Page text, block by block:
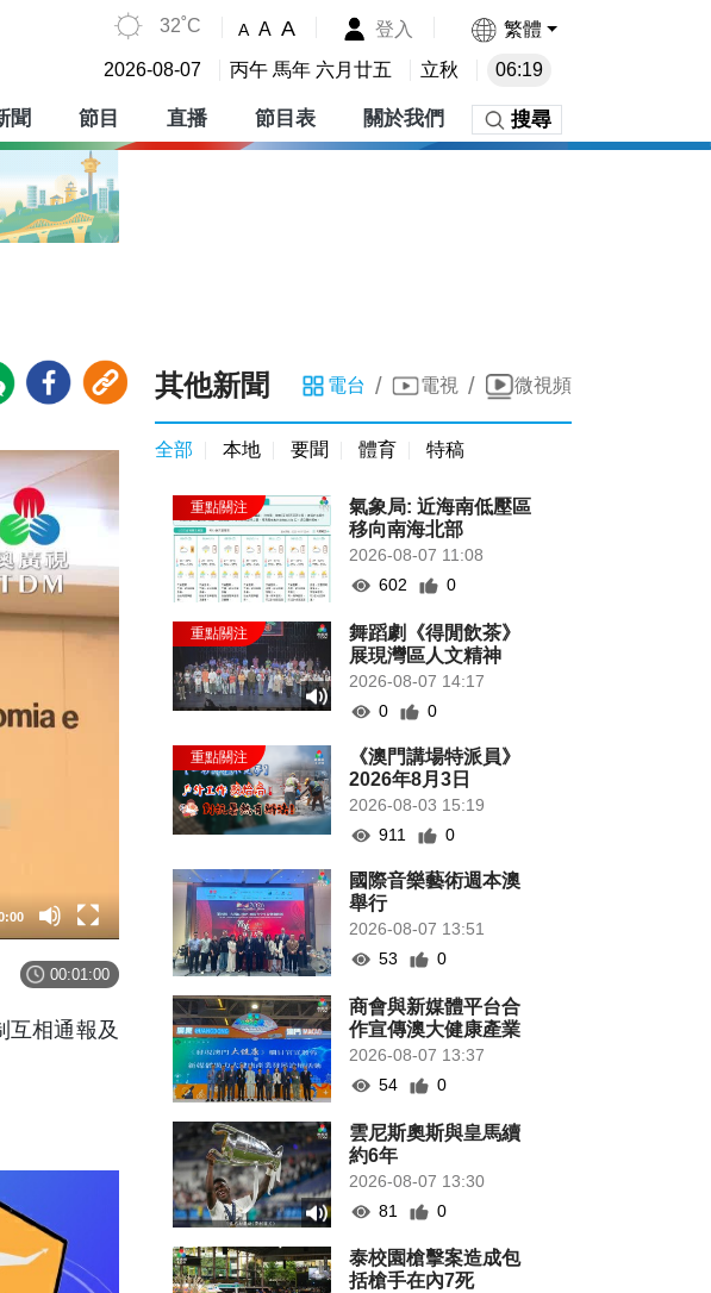
32˚C A A A 登入 繁體
2026-08-07 丙午 馬年 六月廿五 立秋 06:19
聞 節目 直播 節目表 關於我們 搜尋
00:01:00
互相通報及
其他新聞 電台 / 電視 / 微視頻
全部 本地 要聞 體育 特稿
氣象局: 近海南低壓區
移向南海北部
2026-08-07 11:08
602
0
舞蹈劇《得閒飲茶》
展現灣區人文精神
2026-08-07 14:17
0
0
《澳門講場特派員》
2026年8月3日
2026-08-03 15:19
911
0
國際音樂藝術週本澳
舉行
2026-08-07 13:51
53
0
商會與新媒體平台合
作宣傳澳大健康產業
2026-08-07 13:37
54
0
雲尼斯奧斯與皇馬續
約6年
2026-08-07 13:30
81
0
泰校園槍擊案造成包
括槍手在內7死